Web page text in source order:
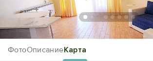
Добавить свой объект
ФотоОписаниеКарта